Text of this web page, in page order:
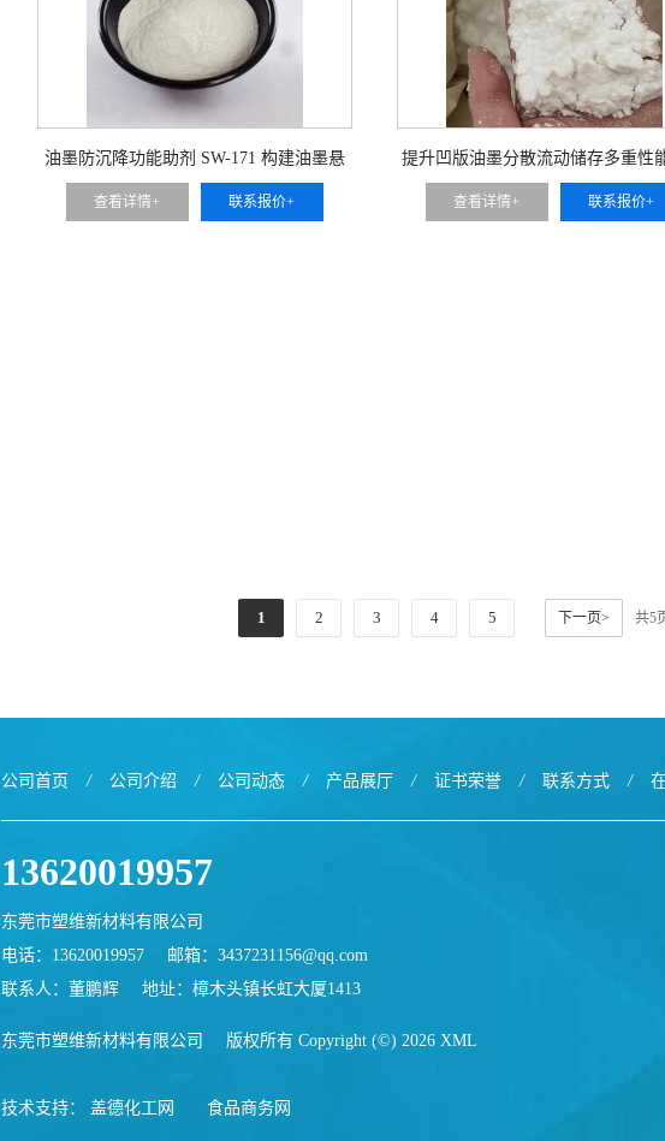
油墨防沉降功能助剂 SW-171 构建油墨悬
浮支撑结构 锁住颜料不下沉 可用于 柔版
查看详情+ 联系报价+
提升凹版油墨分散流动储存多重性
171 通用凹版油墨颜料分散剂 全覆
查看详情+ 联系报价+
1 2 3 4 5 下一页> 共5
公司首页 / 公司介绍 / 公司动态 / 产品展厅 / 证书荣誉 / 联系方式 /
13620019957
东莞市塑维新材料有限公司
电话：13620019957
邮箱： 3437231156@qq.com
联系人：董鹏辉
地址：樟木头镇长虹大厦1413
东莞市塑维新材料有限公司 版权所有 Copyright (©) 2026 XML
技术支持： 盖德化工网 食品商务网